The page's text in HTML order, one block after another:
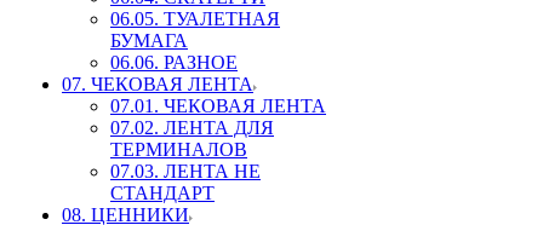
06.05. ТУАЛЕТНАЯ
БУМАГА
06.06. РАЗНОЕ
07. ЧЕКОВАЯ ЛЕНТА
07.01. ЧЕКОВАЯ ЛЕНТА
07.02. ЛЕНТА ДЛЯ
ТЕРМИНАЛОВ
07.03. ЛЕНТА НЕ
СТАНДАРТ
08. ЦЕННИКИ